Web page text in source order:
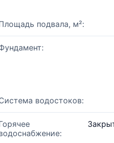
подвала, м²:
водостоков: